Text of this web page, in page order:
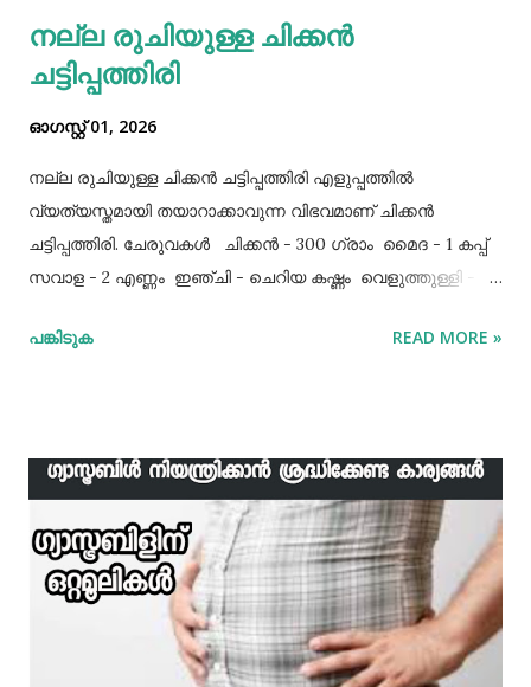
നല്ല രുചിയുള്ള ചിക്കൻ
ചട്ടിപ്പത്തിരി
ഓഗസ്റ്റ് 01, 2026
നല്ല രുചിയുള്ള ചിക്കൻ ചട്ടിപ്പത്തിരി എളുപ്പത്തിൽ
വ്യത്യസ്തമായി തയാറാക്കാവുന്ന വിഭവമാണ് ചിക്കൻ
ചട്ടിപ്പത്തിരി. ചേരുവകൾ ചിക്കൻ - 300 ഗ്രാം മൈദ - 1 കപ്പ്‌
സവാള - 2 എണ്ണം ഇഞ്ചി - ചെറിയ കഷ്ണം വെളുത്തുള്ളി - 5
വിധം ചിക്കൻ കുറച്ച് ഉപ്പും കുരുമുളകുപൊടിയും
ഇഞ്ചി വെളുത്തുള്ളി, സവാള എന്നിവ ചേർത്ത് വഴറ്റാം.
ഇതിൽ പൊടികളെല്ലാം ചേർത്ത് ചൂടാക്കിയശേഷം വേവിച്ച്
മാറ്റിവച്ച ചിക്കൻ ചേർത്ത് ഒന്ന് ഇളകിയെടുക്കാം. ഇനി ഒരു
മിക്സിയുടെ ജാറിലേക്ക് മുട്ട, മൈദ, വെള്ളം പാകത്തിന് ഉപ്പ്
എന്നിവ ചേർത്ത് നന്നായിട്ട് അടിച്ചെടുക്കാം. ഇനി ഒരു പാനിൽ
മാവൊഴിച്ചു ദോശ ചുട്ടെടുക്കാം. ഇനി ഒരു പാത്രത്തിൽ മുട്ട
പൊട്ടിച്ച് ഒഴിക്കാം കൂടെത്തന്നെ പാൽ, കുരുമുളകുപൊടി, ഉപ്പ്,
പങ്കിടുക READ MORE »